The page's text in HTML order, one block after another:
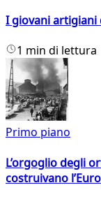
I giovani artigiani
1 min di lettura
Primo piano
L’orgoglio degli
costruivano